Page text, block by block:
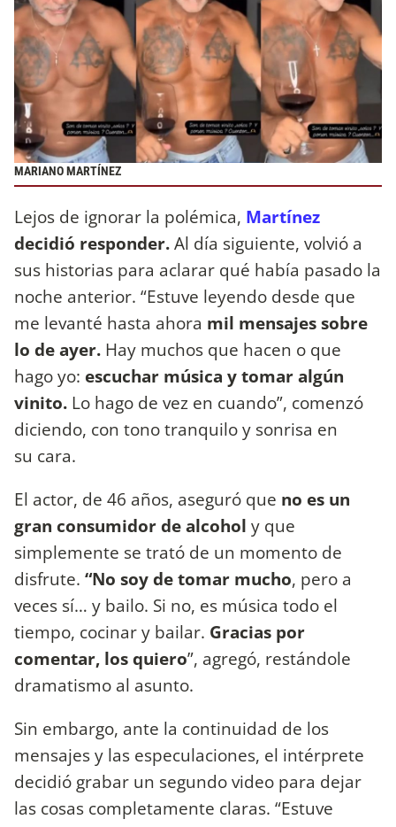
MARIANO MARTÍNEZ
Lejos de ignorar la polémica, Martínez
decidió responder.Al día siguiente, volvió a
sus historias para aclarar qué había pasado la
noche anterior. “Estuve leyendo desde que
me levanté hasta ahora mil mensajes sobre
lo de ayer. Hay muchos que hacen o que
hago yo: escuchar música y tomar algún
vinito. Lo hago de vez en cuando”, comenzó
diciendo, con tono tranquilo y sonrisa en
su cara.
El actor, de 46 años, aseguró que no es un
gran consumidor de alcohol y que
simplemente se trató de un momento de
disfrute. “No soy de tomar mucho, pero a
veces sí… y bailo. Si no, es música todo el
tiempo, cocinar y bailar. Gracias por
comentar, los quiero”, agregó, restándole
dramatismo al asunto.
Sin embargo, ante la continuidad de los
mensajes y las especulaciones, el intérprete
decidió grabar un segundo video para dejar
las cosas completamente claras. “Estuve